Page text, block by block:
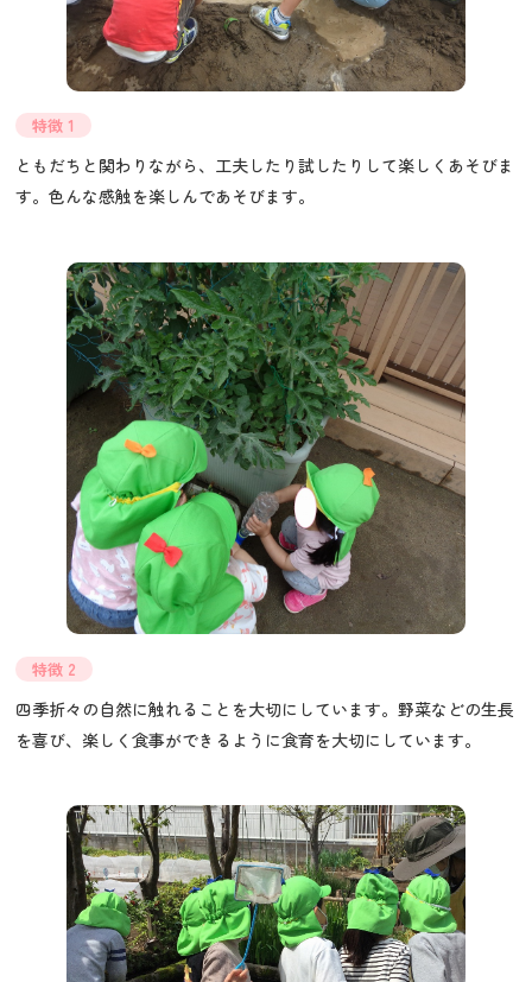
特徴 1
ともだちと関わりながら、工夫したり試したりして楽しくあそびま
す。色んな感触を楽しんであそびます。
特徴 2
四季折々の自然に触れることを大切にしています。野菜などの生長
を喜び、楽しく食事ができるように食育を大切にしています。